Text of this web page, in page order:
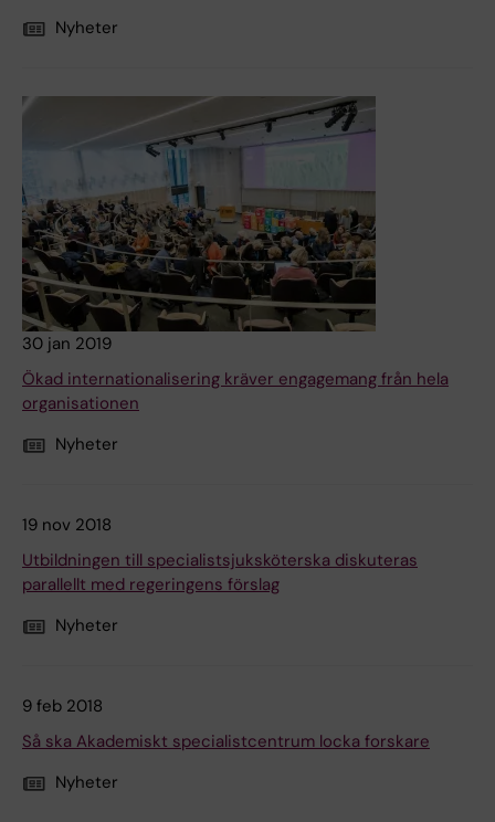
Nyheter
30 jan 2019
Ökad internationalisering kräver engagemang från hela
organisationen
Nyheter
19 nov 2018
Utbildningen till specialistsjuksköterska diskuteras
parallellt med regeringens förslag
Nyheter
9 feb 2018
Så ska Akademiskt specialistcentrum locka forskare
Nyheter